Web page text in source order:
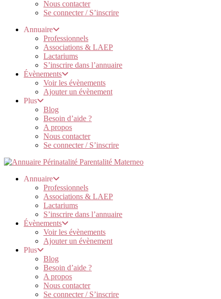
Nous contacter
Se connecter / S’inscrire
Annuaire
Professionnels
Associations & LAEP
Lactariums
S’inscrire dans l’annuaire
Évènements
Voir les évènements
Ajouter un évènement
Plus
Blog
Besoin d’aide ?
A propos
Nous contacter
Se connecter / S’inscrire
Annuaire
Professionnels
Associations & LAEP
Lactariums
S’inscrire dans l’annuaire
Évènements
Voir les évènements
Ajouter un évènement
Plus
Blog
Besoin d’aide ?
A propos
Nous contacter
Se connecter / S’inscrire